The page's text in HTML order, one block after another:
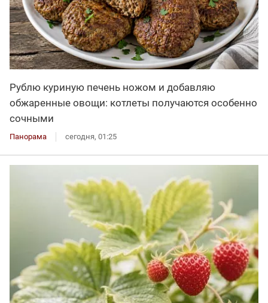
Рублю куриную печень ножом и добавляю
обжаренные овощи: котлеты получаются особенно
сочными
Панорама сегодня, 01:25